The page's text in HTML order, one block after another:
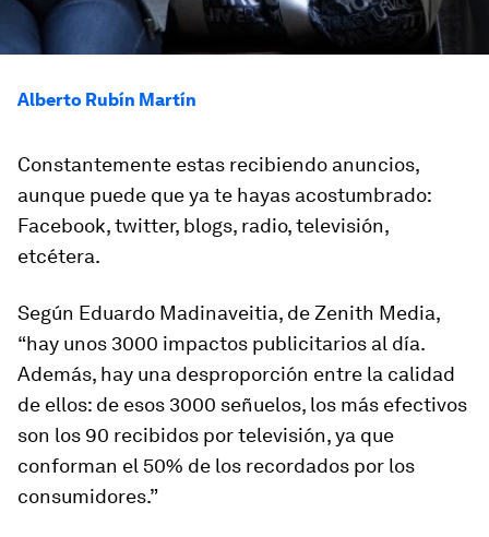
Alberto Rubín Martín
Constantemente estas recibiendo anuncios,
aunque puede que ya te hayas acostumbrado:
Facebook, twitter, blogs, radio, televisión,
etcétera.
Según Eduardo Madinaveitia, de Zenith Media,
“hay unos 3000 impactos publicitarios al día.
Además, hay una desproporción entre la calidad
de ellos: de esos 3000 señuelos, los más efectivos
son los 90 recibidos por televisión, ya que
conforman el 50% de los recordados por los
consumidores.”